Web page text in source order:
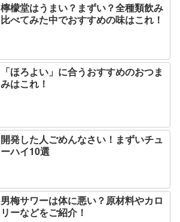
檸檬堂はうまい？まずい？全種類飲み
比べてみた中でおすすめの味はこれ！
「ほろよい」に合うおすすめのおつま
みはこれ！
開発した人ごめんなさい！まずいチュ
ーハイ10選
男梅サワーは体に悪い？原材料やカロ
リーなどをご紹介！